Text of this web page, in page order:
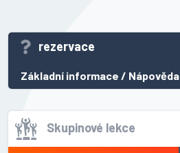
rezervace
Základní informace / Nápověda
Skupinové lekce